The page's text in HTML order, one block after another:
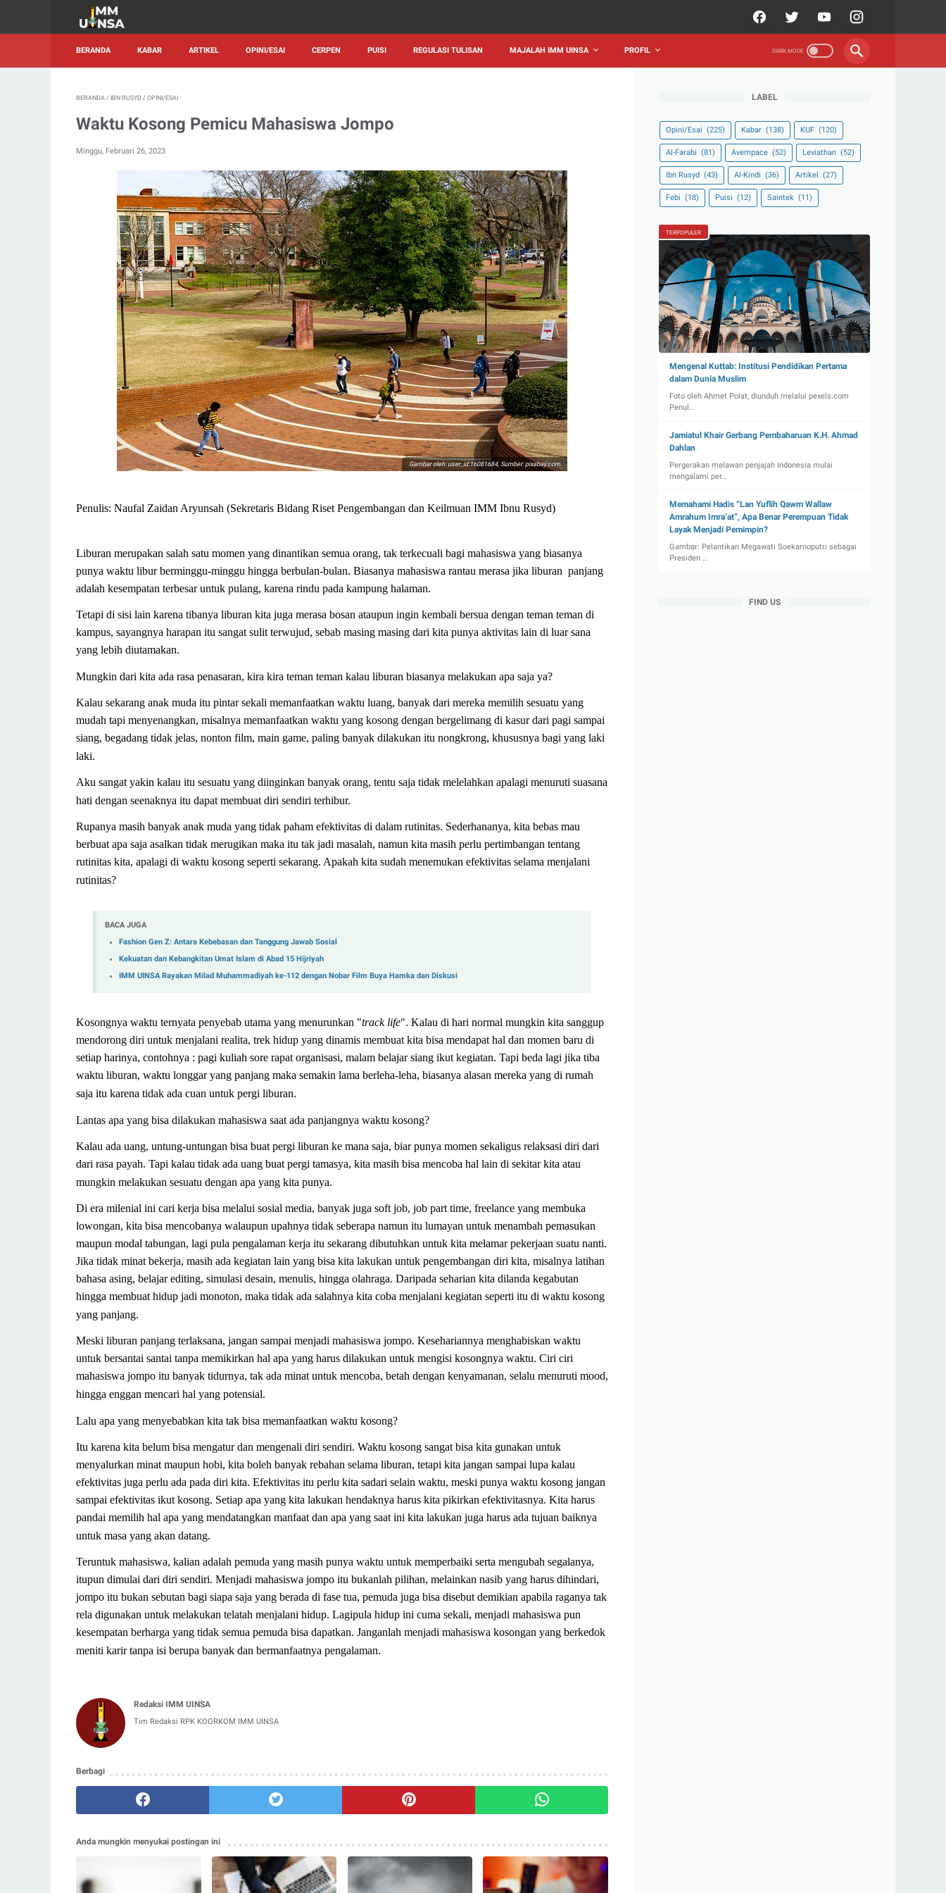
BERANDA KABAR ARTIKEL OPINI/ESAI CERPEN PUISI REGULASI TULISAN MAJALAH IMM UINSA PROFIL
BERANDA / IBN RUSYD / OPINI/ESAI
Waktu Kosong Pemicu Mahasiswa Jompo
Minggu, Februari 26, 2023
Gambar oleh: user_id:16081684, Sumber: pixabay.com
Penulis: Naufal Zaidan Aryunsah (Sekretaris Bidang Riset Pengembangan dan Keilmuan IMM Ibnu Rusyd)
Liburan merupakan salah satu momen yang dinantikan semua orang, tak terkecuali bagi mahasiswa yang biasanya
punya waktu libur berminggu-minggu hingga berbulan-bulan. Biasanya mahasiswa rantau merasa jika liburan panjang
adalah kesempatan terbesar untuk pulang, karena rindu pada kampung halaman.
Tetapi di sisi lain karena tibanya liburan kita juga merasa bosan ataupun ingin kembali bersua dengan teman teman di
kampus, sayangnya harapan itu sangat sulit terwujud, sebab masing masing dari kita punya aktivitas lain di luar sana
yang lebih diutamakan.
Mungkin dari kita ada rasa penasaran, kira kira teman teman kalau liburan biasanya melakukan apa saja ya?
Kalau sekarang anak muda itu pintar sekali memanfaatkan waktu luang, banyak dari mereka memilih sesuatu yang
mudah tapi menyenangkan, misalnya memanfaatkan waktu yang kosong dengan bergelimang di kasur dari pagi sampai
siang, begadang tidak jelas, nonton film, main game, paling banyak dilakukan itu nongkrong, khususnya bagi yang laki
laki.
Aku sangat yakin kalau itu sesuatu yang diinginkan banyak orang, tentu saja tidak melelahkan apalagi menuruti suasana
hati dengan seenaknya itu dapat membuat diri sendiri terhibur.
Rupanya masih banyak anak muda yang tidak paham efektivitas di dalam rutinitas. Sederhananya, kita bebas mau
berbuat apa saja asalkan tidak merugikan maka itu tak jadi masalah, namun kita masih perlu pertimbangan tentang
rutinitas kita, apalagi di waktu kosong seperti sekarang. Apakah kita sudah menemukan efektivitas selama menjalani
rutinitas?
BACA JUGA
Fashion Gen Z: Antara Kebebasan dan Tanggung Jawab Sosial
Kekuatan dan Kebangkitan Umat Islam di Abad 15 Hijriyah
IMM UINSA Rayakan Milad Muhammadiyah ke-112 dengan Nobar Film Buya Hamka dan Diskusi
Kosongnya waktu ternyata penyebab utama yang menurunkan "track life". Kalau di hari normal mungkin kita sanggup
mendorong diri untuk menjalani realita, trek hidup yang dinamis membuat kita bisa mendapat hal dan momen baru di
setiap harinya, contohnya : pagi kuliah sore rapat organisasi, malam belajar siang ikut kegiatan. Tapi beda lagi jika tiba
waktu liburan, waktu longgar yang panjang maka semakin lama berleha-leha, biasanya alasan mereka yang di rumah
saja itu karena tidak ada cuan untuk pergi liburan.
Lantas apa yang bisa dilakukan mahasiswa saat ada panjangnya waktu kosong?
Kalau ada uang, untung-untungan bisa buat pergi liburan ke mana saja, biar punya momen sekaligus relaksasi diri dari
dari rasa payah. Tapi kalau tidak ada uang buat pergi tamasya, kita masih bisa mencoba hal lain di sekitar kita atau
mungkin melakukan sesuatu dengan apa yang kita punya.
Di era milenial ini cari kerja bisa melalui sosial media, banyak juga soft job, job part time, freelance yang membuka
lowongan, kita bisa mencobanya walaupun upahnya tidak seberapa namun itu lumayan untuk menambah pemasukan
maupun modal tabungan, lagi pula pengalaman kerja itu sekarang dibutuhkan untuk kita melamar pekerjaan suatu nanti.
Jika tidak minat bekerja, masih ada kegiatan lain yang bisa kita lakukan untuk pengembangan diri kita, misalnya latihan
bahasa asing, belajar editing, simulasi desain, menulis, hingga olahraga. Daripada seharian kita dilanda kegabutan
hingga membuat hidup jadi monoton, maka tidak ada salahnya kita coba menjalani kegiatan seperti itu di waktu kosong
yang panjang.
Meski liburan panjang terlaksana, jangan sampai menjadi mahasiswa jompo. Kesehariannya menghabiskan waktu
untuk bersantai santai tanpa memikirkan hal apa yang harus dilakukan untuk mengisi kosongnya waktu. Ciri ciri
mahasiswa jompo itu banyak tidurnya, tak ada minat untuk mencoba, betah dengan kenyamanan, selalu menuruti mood,
hingga enggan mencari hal yang potensial.
Lalu apa yang menyebabkan kita tak bisa memanfaatkan waktu kosong?
Itu karena kita belum bisa mengatur dan mengenali diri sendiri. Waktu kosong sangat bisa kita gunakan untuk
menyalurkan minat maupun hobi, kita boleh banyak rebahan selama liburan, tetapi kita jangan sampai lupa kalau
efektivitas juga perlu ada pada diri kita. Efektivitas itu perlu kita sadari selain waktu, meski punya waktu kosong jangan
sampai efektivitas ikut kosong. Setiap apa yang kita lakukan hendaknya harus kita pikirkan efektivitasnya. Kita harus
pandai memilih hal apa yang mendatangkan manfaat dan apa yang saat ini kita lakukan juga harus ada tujuan baiknya
untuk masa yang akan datang.
Teruntuk mahasiswa, kalian adalah pemuda yang masih punya waktu untuk memperbaiki serta mengubah segalanya,
itupun dimulai dari diri sendiri. Menjadi mahasiswa jompo itu bukanlah pilihan, melainkan nasib yang harus dihindari,
jompo itu bukan sebutan bagi siapa saja yang berada di fase tua, pemuda juga bisa disebut demikian apabila raganya tak
rela digunakan untuk melakukan telatah menjalani hidup. Lagipula hidup ini cuma sekali, menjadi mahasiswa pun
kesempatan berharga yang tidak semua pemuda bisa dapatkan. Janganlah menjadi mahasiswa kosongan yang berkedok
meniti karir tanpa isi berupa banyak dan bermanfaatnya pengalaman.
Redaksi IMM UINSA
Tim Redaksi RPK KOORKOM IMM UINSA
Berbagi
Anda mungkin menyukai postingan ini
LABEL
Opini/Esai (225) Kabar (138) KUF (120)
Al-Farabi (81) Avempace (52) Leviathan (52)
Ibn Rusyd (43) Al-Kindi (36) Artikel (27)
Febi (18) Puisi (12) Saintek (11)
TERPOPULER
Mengenal Kuttab: Institusi Pendidikan Pertama
dalam Dunia Muslim
Foto oleh Ahmet Polat, diunduh melalui pexels.com
Penul…
Jamiatul Khair Gerbang Pembaharuan K.H. Ahmad
Dahlan
Pergerakan melawan penjajah Indonesia mulai
mengalami per…
Memahami Hadis “Lan Yuflih Qawm Wallaw
Amrahum Imra’at”, Apa Benar Perempuan Tidak
Layak Menjadi Pemimpin?
Gambar: Pelantikan Megawati Soekarnoputri sebagai
Presiden …
FIND US